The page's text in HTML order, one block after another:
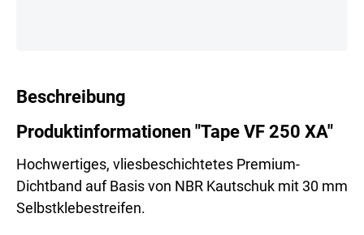
Beschreibung
Produktinformationen "Tape VF 250 XA"
Hochwertiges, vliesbeschichtetes Premium-
Dichtband auf Basis von NBR Kautschuk mit 30 mm
Selbstklebestreifen.